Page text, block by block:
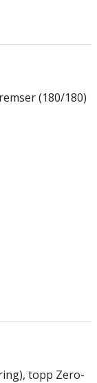
(180/180)
topp Zero-